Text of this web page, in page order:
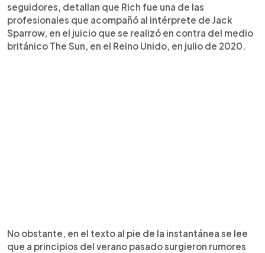
seguidores, detallan que Rich fue una de las
profesionales que acompañó al intérprete de Jack
Sparrow, en el juicio que se realizó en contra del medio
británico The Sun, en el Reino Unido, en julio de 2020.
No obstante, en el texto al pie de la instantánea se lee
que a principios del verano pasado surgieron rumores